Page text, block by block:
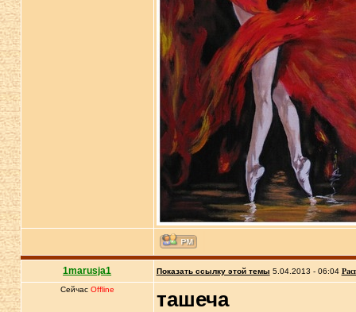
1marusja1 Показать ссылку этой темы 5.04.2013 - 06:04
Сейчас Offline
ташеча